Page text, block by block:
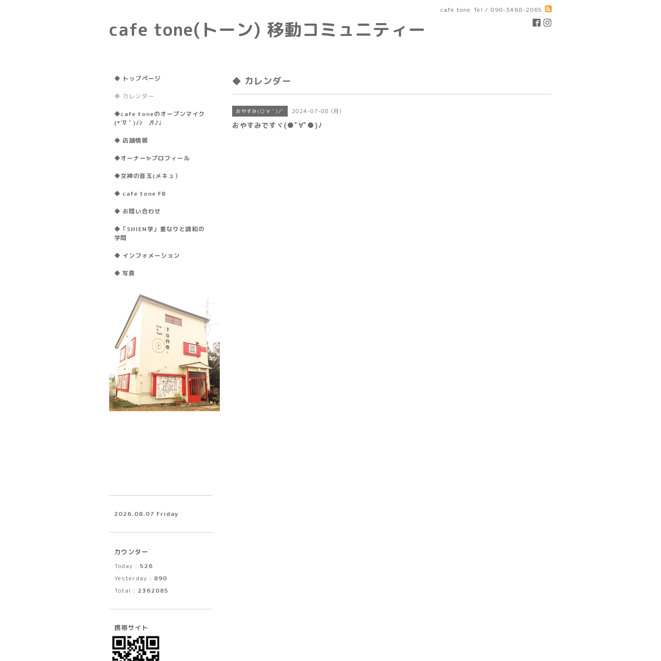
cafe tone Tel / 090-3468-2065
cafe tone(トーン) 移動コミュニティー
◆ カレンダー
おやすみ(○´∀｀)ﾉﾞ 2024-07-08 (月)
おやすみですヾ(●ﾟ∀ﾟ●)ﾉ
◆ トップページ
◆ カレンダー
◆cafe toneのオープンマイク
(*´∇｀)ﾉｼ ♬♪♩
◆ 店舗情報
◆オーナー✨プロフィール
◆女神の音玉(メキュ）
◆ cafe tone FB
◆ お問い合わせ
◆「SHIEN学」重なりと調和の
学問
◆ インフォメーション
◆ 写真
2026.08.07 Friday
カウンター
Today : 526
Yesterday : 890
Total : 2362085
携帯サイト